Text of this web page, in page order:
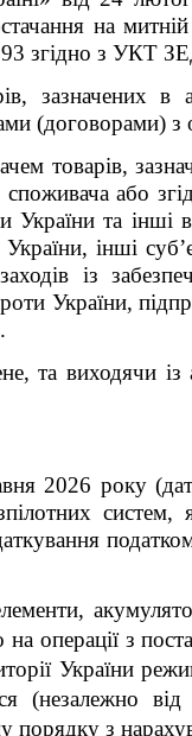
на
згідно з УКТ
зазначених
(договорами) з
товарів,
споживача або
України та інші
України, інші
із
України,
та виходячи
2026 року
операції з
України
(незалежно від
порядку з